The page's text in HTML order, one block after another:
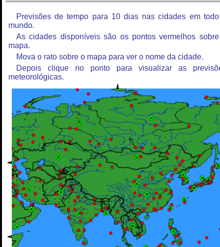
Previsões de tempo para 10 dias nas cidades em
mundo.
As cidades disponíveis são os pontos vermelhos
mapa.
Mova o rato sobre o mapa para ver o nome da cidade.
Depois clique no ponto para visualizar as
meteorológicas.